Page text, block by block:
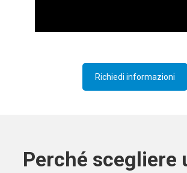
Richiedi informazioni
Perché scegliere